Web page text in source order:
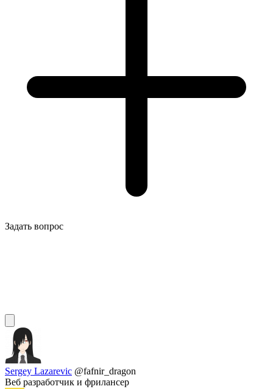
Задать вопрос
Sergey Lazarevic @fafnir_dragon
Веб разработчик и фрилансер